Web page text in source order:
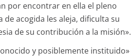
por encontrar en ella el pleno
acogida les aleja, dificulta su
de su contribución a la misión».
y posiblemente instituido»